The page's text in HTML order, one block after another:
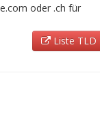
oder .ch für
Liste TLD